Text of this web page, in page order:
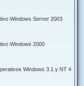
Windows Server 2003
Windows 2000
Windows 3.1 y NT 4